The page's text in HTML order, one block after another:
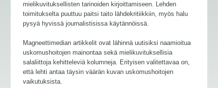
mielikuvituksellisten tarinoiden kirjoittamiseen. Lehden
toimitukselta puuttuu paitsi taito lähdekritiikkiin, myös halu
pysyä hyvissä journalistisissa käytännöissä.
Magneettimedian artikkelit ovat lähinnä uutisiksi naamioitua
uskomushoitojen mainontaa sekä mielikuvituksellisia
salaliittoja kehitteleviä kolumneja. Erityisen valitettavaa on,
että lehti antaa täysin väärän kuvan uskomushoitojen
vaikutuksista.